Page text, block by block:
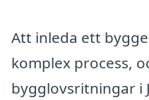
Att inleda ett
komplex process,
bygglovsritningar i